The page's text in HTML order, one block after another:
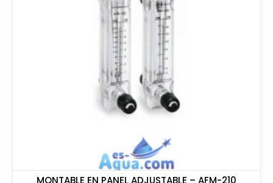
MONTABLE EN PANEL ADJUSTABLE – AFM-210